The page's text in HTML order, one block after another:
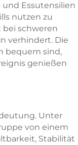
und Essutensilien
nutzen zu
bei schweren
verhindert. Die
bequem sind,
genießen
Unter
von einem
Stabilität